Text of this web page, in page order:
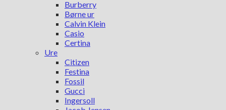
Burberry
Børne ur
Calvin Klein
Casio
Certina
Ure
Citizen
Festina
Fossil
Gucci
Ingersoll